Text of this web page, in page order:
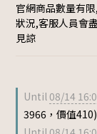
官網商品數量有
狀況,客服人員會
見諒
Until 08/14
3966，價值